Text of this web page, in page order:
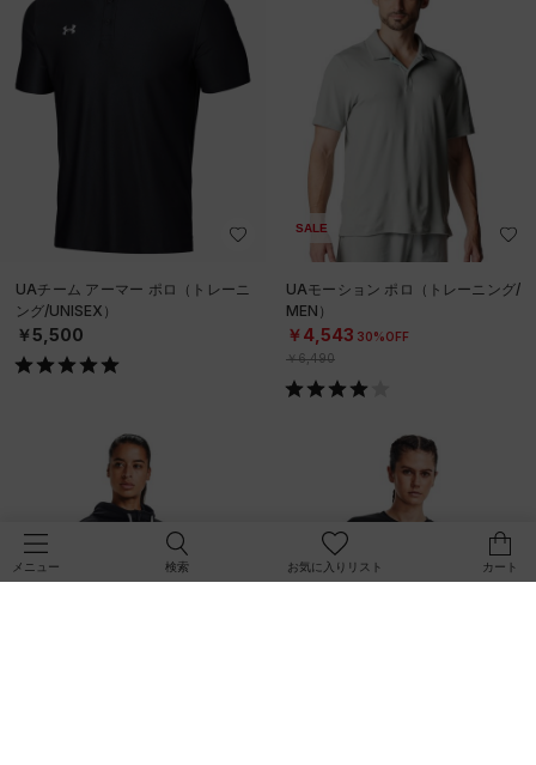
メニュー 検索 お気に入りリスト カート
UAチーム アーマー ポロ（トレーニ
ング/UNISEX）
￥5,500
SALE
UAモーション ポロ（トレーニング/
MEN）
￥4,543 30%OFF
￥6,490